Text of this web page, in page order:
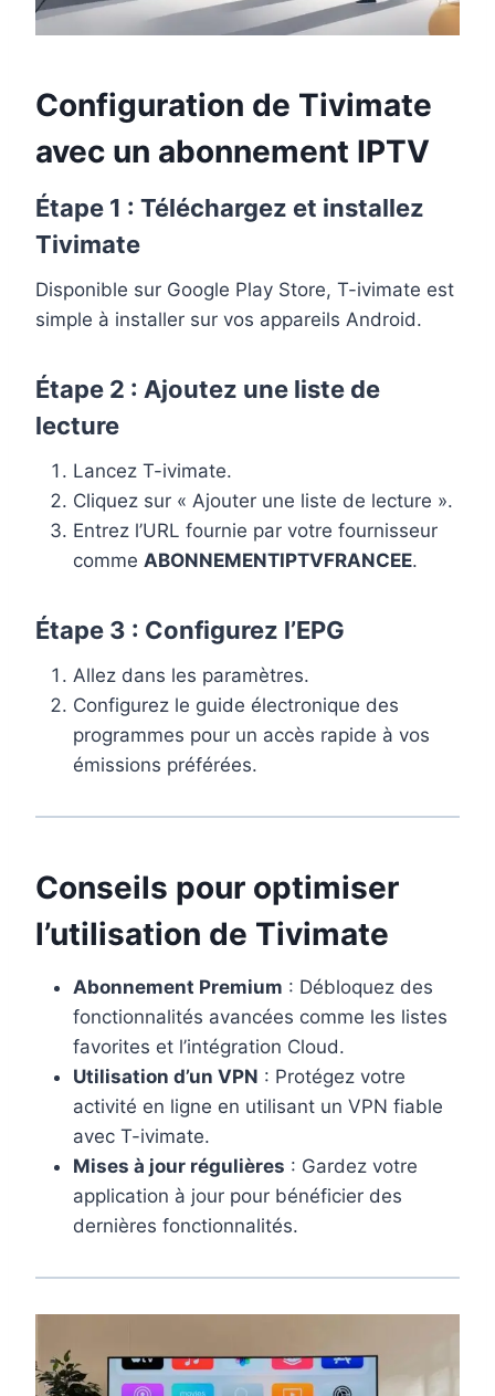
Configuration de Tivimate
avec un abonnement IPTV
Étape 1 : Téléchargez et installez
Tivimate
Disponible sur Google Play Store, T-ivimate est
simple à installer sur vos appareils Android.
Étape 2 : Ajoutez une liste de
lecture
Lancez T-ivimate.
Cliquez sur « Ajouter une liste de lecture ».
Entrez l’URL fournie par votre fournisseur
comme ABONNEMENTIPTVFRANCEE.
Étape 3 : Configurez l’EPG
Allez dans les paramètres.
Configurez le guide électronique des
programmes pour un accès rapide à vos
émissions préférées.
Conseils pour optimiser
l’utilisation de Tivimate
Abonnement Premium : Débloquez des
fonctionnalités avancées comme les listes
favorites et l’intégration Cloud.
Utilisation d’un VPN : Protégez votre
activité en ligne en utilisant un VPN fiable
avec T-ivimate.
Mises à jour régulières : Gardez votre
application à jour pour bénéficier des
dernières fonctionnalités.